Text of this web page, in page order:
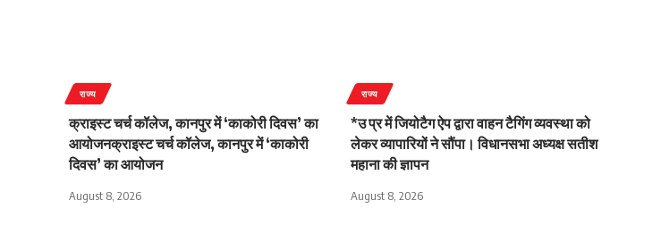
राज्य
क्राइस्ट चर्च कॉलेज, कानपुर में ‘काकोरी दिवस’ का
आयोजनक्राइस्ट चर्च कॉलेज, कानपुर में ‘काकोरी
दिवस’ का आयोजन
August 8, 2026
राज्य
*उ प्र में जियोटैग ऐप द्वारा वाहन टैगिंग व्यवस्था को
लेकर व्यापारियों ने सौंपा। विधानसभा अध्यक्ष सतीश
महाना की ज्ञापन
August 8, 2026